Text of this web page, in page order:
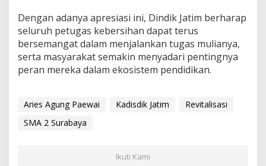
Dengan adanya apresiasi ini, Dindik Jatim berharap
seluruh petugas kebersihan dapat terus
bersemangat dalam menjalankan tugas mulianya,
serta masyarakat semakin menyadari pentingnya
peran mereka dalam ekosistem pendidikan.
Aries Agung Paewai Kadisdik Jatim
Revitalisasi
SMA 2 Surabaya
Ikuti Kami